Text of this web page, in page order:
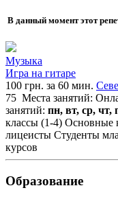
В данный момент этот
Музыка
Игра на гитаре
100 грн. за 60 мин.
75 Места занятий:
занятий: пн, вт, ср, чт,
классы (1-4) Основные
лицеисты Студенты
курсов
Образование